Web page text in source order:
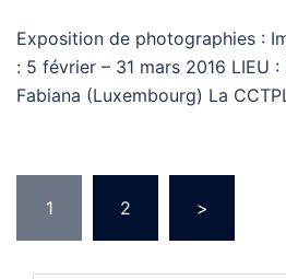
Exposition de photographies :
: 5 février – 31 mars 2016 LIEU :
Fabiana (Luxembourg) La
pagination
1 2 >